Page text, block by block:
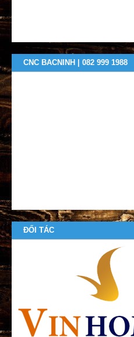
CNC BACNINH | 082 999 1988
ĐỐI TÁC